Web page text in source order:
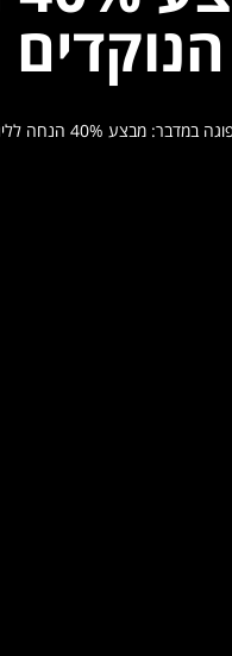
הנוקדים
במדבר: מבצע 40% הנחה ללינה בכפר הנוקדים